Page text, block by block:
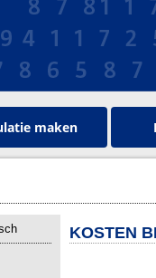
maken
KOSTEN